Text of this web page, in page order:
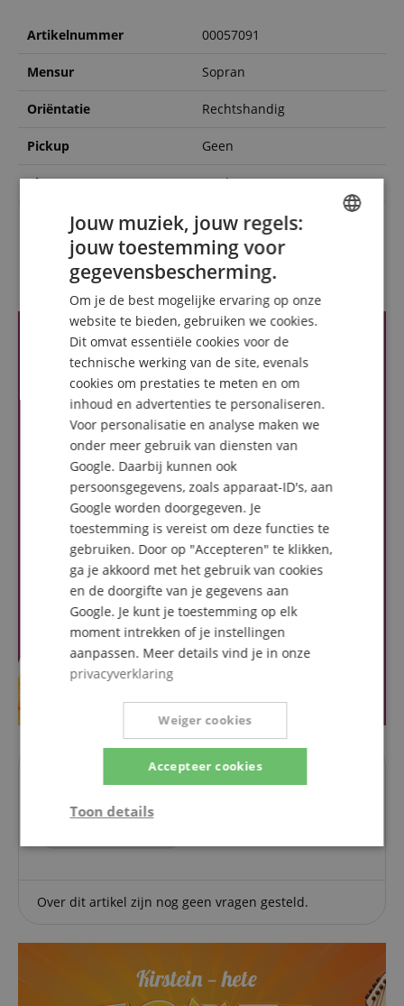
Artikelnummer 00057091
Mensur Sopran
Oriëntatie Rechtshandig
Pickup Geen
Kleur Geel
Voordelige set met Muziekboek/DVD/Media
Recensies van klanten
Vragen over dit artikel
Over dit artikel zijn nog geen vragen gesteld.
SPANISH
Jouw muziek, jouw regels:
jouw toestemming voor
gegevensbescherming.
Om je de best mogelijke ervaring op onze
website te bieden, gebruiken we cookies.
Dit omvat essentiële cookies voor de
technische werking van de site, evenals
cookies om prestaties te meten en om
inhoud en advertenties te personaliseren.
Voor personalisatie en analyse maken we
onder meer gebruik van diensten van
Google. Daarbij kunnen ook
persoonsgegevens, zoals apparaat-ID's, aan
Google worden doorgegeven. Je
toestemming is vereist om deze functies te
gebruiken. Door op "Accepteren" te klikken,
ga je akkoord met het gebruik van cookies
en de doorgifte van je gegevens aan
Google. Je kunt je toestemming op elk
moment intrekken of je instellingen
aanpassen. Meer details vind je in onze
privacyverklaring
Accepteer cookies
Weiger cookies
Toon details
Strikt
Prestatie Gericht op
geclassificeerd